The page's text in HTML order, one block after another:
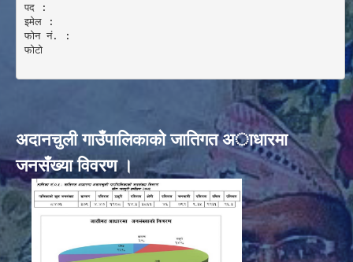
पद :
इमेल :
फोन नं. :
फोटो
अदानचुली गाउँपालिकाकाे जातिगत अाधारमा
जनसँख्या विवरण ।